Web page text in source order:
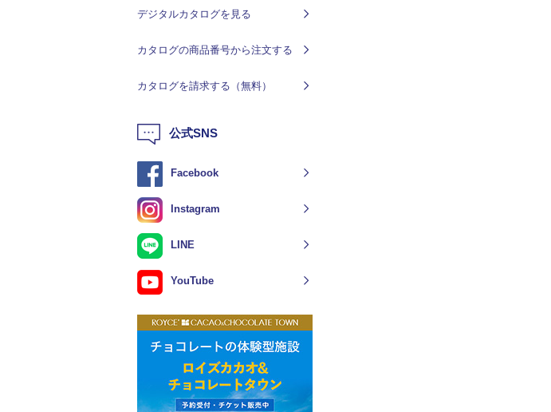
デジタルカタログを見る
カタログの商品番号から注文する
カタログを請求する（無料）
公式SNS
Facebook
Instagram
LINE
YouTube